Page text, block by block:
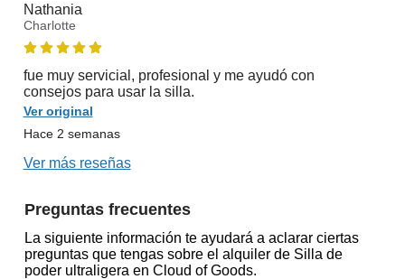
Nathania
Charlotte
fue muy servicial, profesional y me ayudó con
consejos para usar la silla.
Ver original
Hace 2 semanas
Ver más reseñas
Preguntas frecuentes
La siguiente información te ayudará a aclarar ciertas
preguntas que tengas sobre el alquiler de Silla de
poder ultraligera en Cloud of Goods.